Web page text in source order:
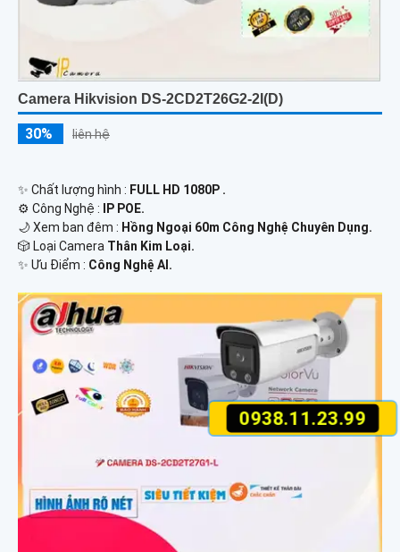
0938.11.23.99
Camera Hikvision DS-2CD2T26G2-2I(D)
30% liên hệ
✨ Chất lượng hình : FULL HD 1080P .
⚙ Công Nghệ : IP POE.
🌙 Xem ban đêm : Hồng Ngoại 60m Công Nghệ Chuyên Dụng.
🎲 Loại Camera Thân Kim Loại.
️✨ Ưu Điểm : Công Nghệ AI.